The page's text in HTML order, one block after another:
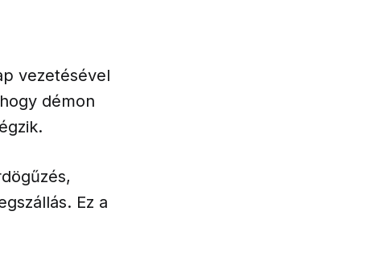
vezetésével
démon
Ez a